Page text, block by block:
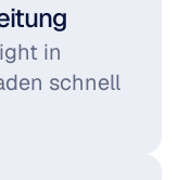
in
schnell